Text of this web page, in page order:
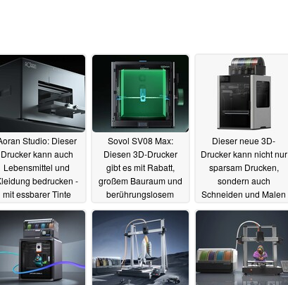
Studio: Dieser
Drucker kann auch
Lebensmittel und
bedrucken -
mit essbarer Tinte
19.06.2025
Sovol SV08 Max:
Diesen 3D-Drucker
gibt es mit Rabatt,
großem Bauraum und
berührungslosem
04.06.2025
Dieser neue 3D-
Drucker kann nicht nur
sparsam Drucken,
sondern auch
Schneiden und Malen
19.05.2025